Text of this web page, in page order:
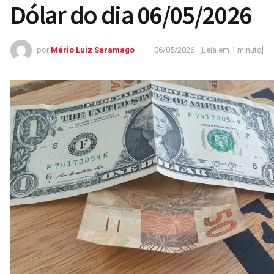
Dólar do dia 06/05/2026
por Mário Luiz Saramago 06/05/2026 [Leia em 1 minuto]